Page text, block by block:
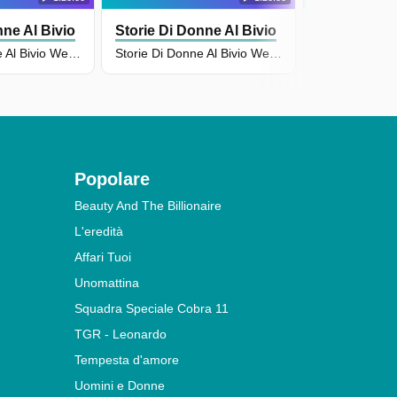
Al Bivio Storie Di Donne Al Bivio
Popolare
Beauty And The Billionaire
L'eredità
Affari Tuoi
Unomattina
Squadra Speciale Cobra 11
TGR - Leonardo
Tempesta d'amore
Uomini e Donne